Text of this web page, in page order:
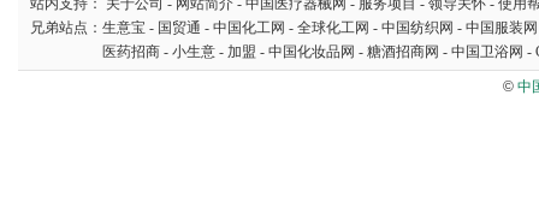
站内支持： 关于公司 - 网站简介 - 中国医疗器械网 - 服务项目 - 领导关怀 - 使用
兄弟站点： 生意宝 - 国贸通 - 中国化工网 - 全球化工网 - 中国纺织网 - 中国服装网
医药招商 - 小生意 - 加盟 - 中国化妆品网 - 糖酒招商网 - 中国卫浴网 -
© 中